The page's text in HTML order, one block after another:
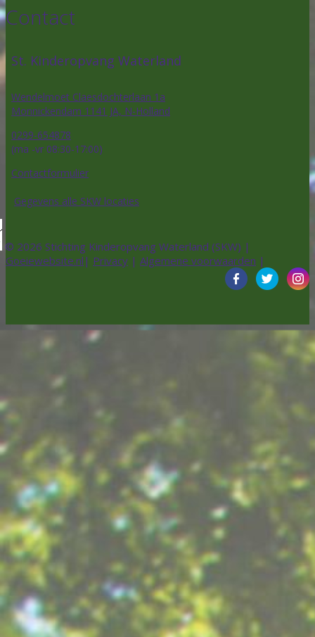
Contact
St. Kinderopvang Waterland
Wendelmoet Claesdochterlaan 1a
Monnickendam 1141 JA, N-Holland
0299-654878
(ma -vr 08:30-17:00)
Contactformulier
Gegevens alle SKW locaties
© 2026 Stichting Kinderopvang Waterland (SKW) |
Goeiewebsite.nl | Privacy | Algemene voorwaarden |